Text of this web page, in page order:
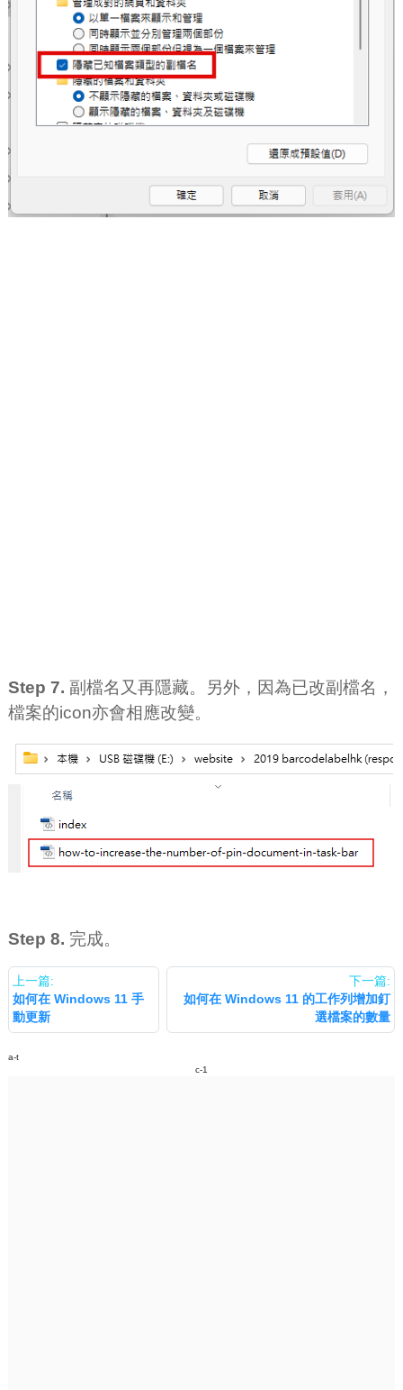
Step 7. 副檔名又再隱藏。另外，因為已改副檔名，
檔案的icon亦會相應改變。
Step 8. 完成。
上一篇:
如何在 Windows 11 手
動更新
下一篇:
如何在 Windows 11 的工作列增加釘
選檔案的數量
a-t
c-1